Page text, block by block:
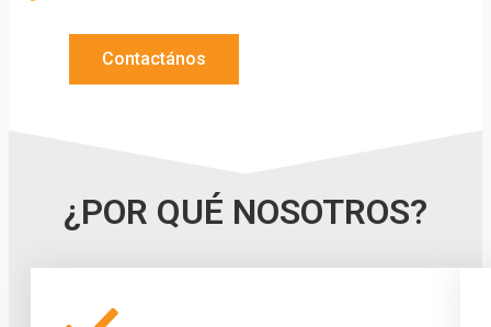
Contactános
¿POR QUÉ NOSOTROS?